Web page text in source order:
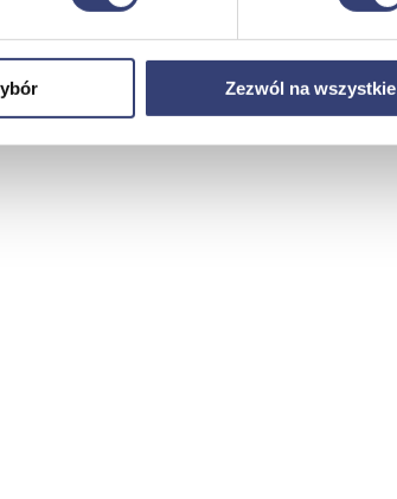
Zezwól na wszystkie